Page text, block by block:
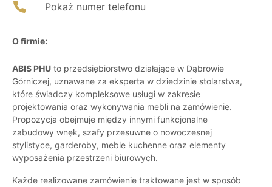
Pokaż numer telefonu
O firmie:
ABIS PHU to przedsiębiorstwo działające w Dąbrowie
Górniczej, uznawane za eksperta w dziedzinie stolarstwa,
które świadczy kompleksowe usługi w zakresie
projektowania oraz wykonywania mebli na zamówienie.
Propozycja obejmuje między innymi funkcjonalne
zabudowy wnęk, szafy przesuwne o nowoczesnej
stylistyce, garderoby, meble kuchenne oraz elementy
wyposażenia przestrzeni biurowych.
Każde realizowane zamówienie traktowane jest w sposób